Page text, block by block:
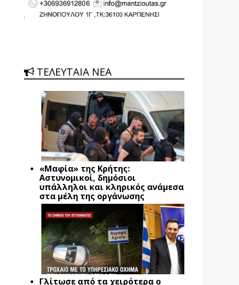
ΤΕΛΕΥΤΑΙΑ ΝΕΑ
«Μαφία» της Κρήτης:
Αστυνομικοί, δημόσιοι
υπάλληλοι και κληρικός ανάμεσα
στα μέλη της οργάνωσης
Γλίτωσε από τα χειρότερα ο